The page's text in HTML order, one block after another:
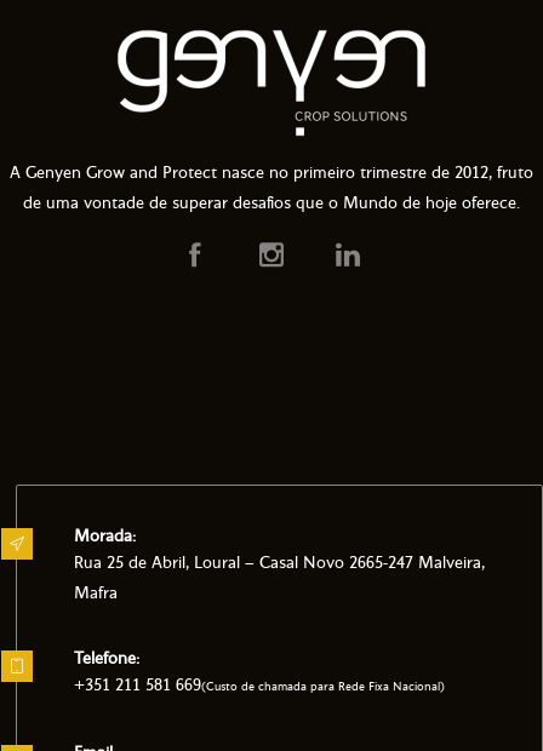
A Genyen Grow and Protect nasce no primeiro trimestre de 2012, fruto
de uma vontade de superar desafios que o Mundo de hoje oferece.
Morada:
Rua 25 de Abril, Loural – Casal Novo 2665-247 Malveira,
Mafra
Telefone:
+351 211 581 669(Custo de chamada para Rede Fixa Nacional)